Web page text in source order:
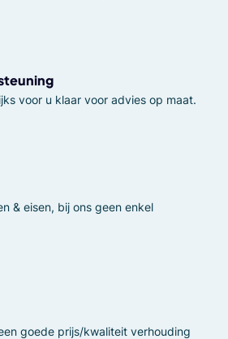
voor u klaar voor advies op maat.
& eisen, bij ons geen enkel
goede prijs/kwaliteit verhouding